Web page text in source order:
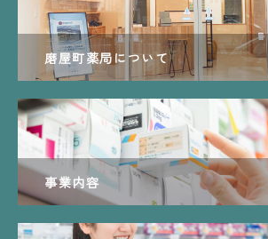
磨屋町薬局について
事業内容